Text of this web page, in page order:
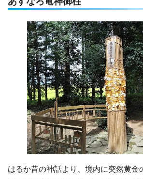
はるか昔の神話より、境内に突然黄金